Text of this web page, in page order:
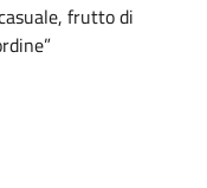
frutto di